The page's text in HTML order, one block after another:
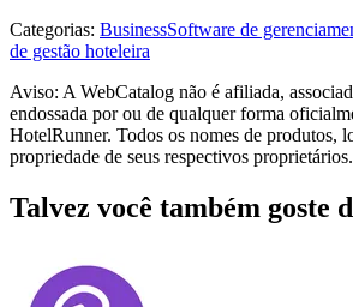
Categorias: BusinessSoftware de
de gestão hoteleira
Aviso: A WebCatalog não é afiliada,
endossada por ou de qualquer forma
HotelRunner. Todos os nomes de produtos,
propriedade de seus respectivos proprietários.
Talvez você também goste